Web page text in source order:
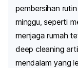
pembersihan
minggu, seperti
menjaga rumah
deep cleaning
mendalam yang